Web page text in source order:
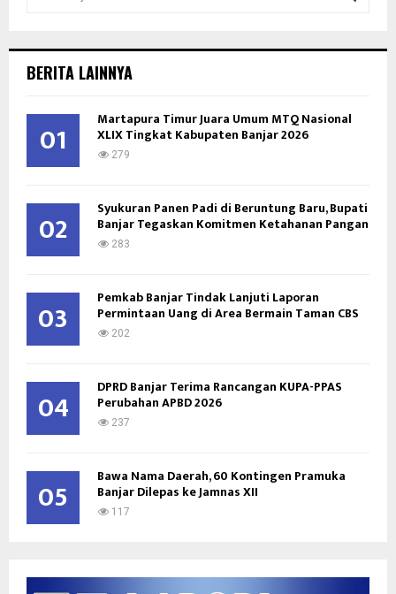
h
o
H
BERITA LAINNYA
01 Martapura Timur Juara Umum MTQ Nasional
XLIX Tingkat Kabupaten Banjar 2026
279
02 Syukuran Panen Padi di Beruntung Baru, Bupati
Banjar Tegaskan Komitmen Ketahanan Pangan
283
03 Pemkab Banjar Tindak Lanjuti Laporan
Permintaan Uang di Area Bermain Taman CBS
202
04 DPRD Banjar Terima Rancangan KUPA-PPAS
Perubahan APBD 2026
237
05 Bawa Nama Daerah, 60 Kontingen Pramuka
Banjar Dilepas ke Jamnas XII
117